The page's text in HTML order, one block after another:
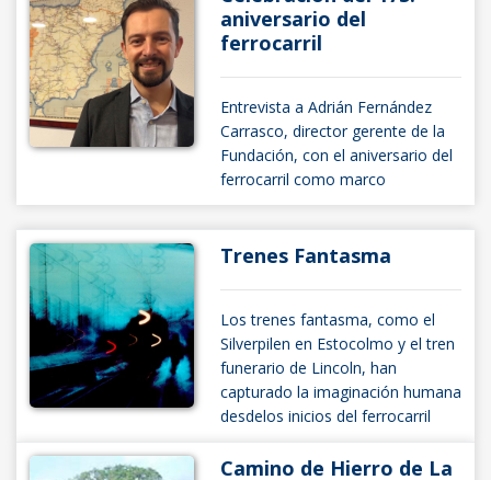
aniversario del
ferrocarril
Entrevista a Adrián Fernández
Carrasco, director gerente de la
Fundación, con el aniversario del
ferrocarril como marco
Trenes Fantasma
Los trenes fantasma, como el
Silverpilen en Estocolmo y el tren
funerario de Lincoln, han
capturado la imaginación humana
desdelos inicios del ferrocarril
Camino de Hierro de La